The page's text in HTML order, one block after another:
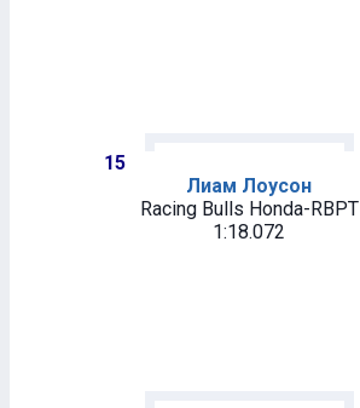
15
Лиам Лоусон
Racing Bulls Honda-RBPT
1:18.072